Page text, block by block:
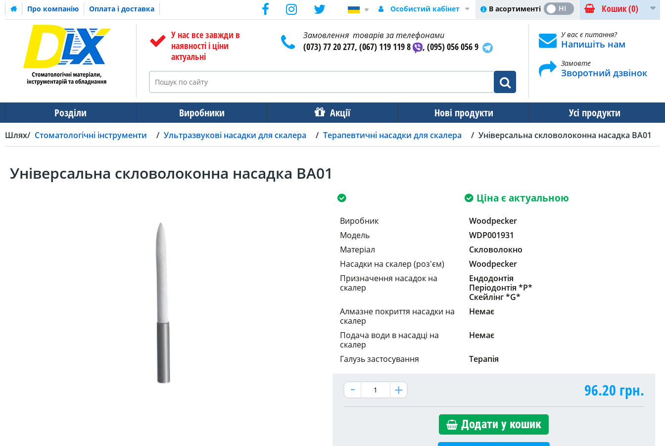
Про компанію Оплата і доставка Кошик(0)
В асортименті
ТАК НІ
Особистий кабінет
У нас все завжди в
наявності і ціни
актуальні
Замовлення товарів за телефонами
(073) 77 20 277, (067) 119 119 8 , (095) 056 056 9
У вас є питання?
Напишіть нам
Замовте
Зворотний дзвінок
Розділи Виробники Акції Нові продукти Усі продукти
Шлях Стоматологічні інструменти Ультразвукові насадки для скалера Терапевтичні насадки для скалера Універсальна скловолоконна насадка BA01
Універсальна скловолоконна насадка BA01
Ціна є актуальною
Виробник
Woodpecker
Модель
WDP001931
Матеріал
Скловолокно
Насадки на скалер (роз'єм)
Woodpecker
Призначення насадок на
скалер
Ендодонтія
Періодонтія *P*
Скейлінг *G*
Алмазне покриття насадки на
скалер
Немає
Подача води в насадці на
скалер
Немає
Галузь застосування Терапія
96.20 грн.
Додати у кошик